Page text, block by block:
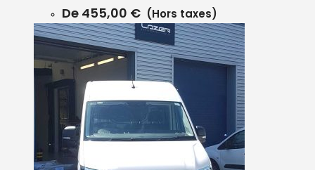
De 455,00 € (Hors taxes)